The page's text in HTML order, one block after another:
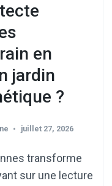
en
jardin
?
juillet 27, 2026
transforme
sur une lecture